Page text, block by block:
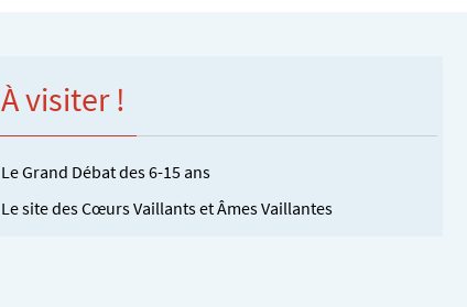
À visiter !
Le Grand Débat des 6-15 ans
Le site des Cœurs Vaillants et Âmes Vaillantes